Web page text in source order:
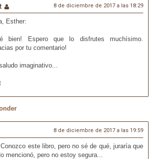
8 de diciembre de 2017 a las 18:29
Esther:
bien! Espero que lo disfrutes muchísimo.
por tu comentario!
imaginativo...
8 de diciembre de 2017 a las 19:59
este libro, pero no sé de qué, juraría que
mencionó, pero no estoy segura...